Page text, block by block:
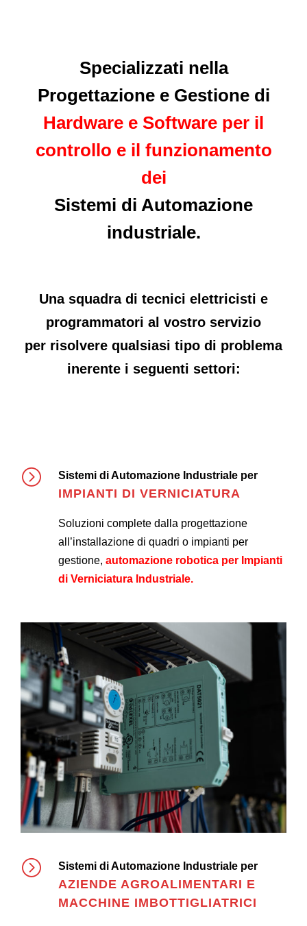
Specializzati nella
Progettazione e Gestione di
Hardware e Software per il
controllo e il funzionamento
dei
Sistemi di Automazione
industriale.
Una squadra di tecnici elettricisti e
programmatori al vostro servizio
per risolvere qualsiasi tipo di problema
inerente i seguenti settori:
Sistemi di Automazione Industriale per
IMPIANTI DI VERNICIATURA
Soluzioni complete dalla progettazione
all’installazione di quadri o impianti per
gestione, automazione robotica per Impianti
di Verniciatura Industriale.
Sistemi di Automazione Industriale per
AZIENDE AGROALIMENTARI E
MACCHINE IMBOTTIGLIATRICI